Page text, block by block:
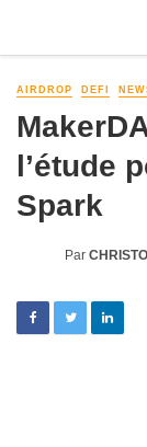
AIRDROP DEFI
l’étude
Spark
Par